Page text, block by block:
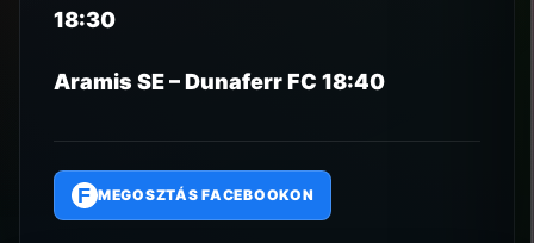
18:30
Aramis SE – Dunaferr FC 18:40
F MEGOSZTÁS FACEBOOKON